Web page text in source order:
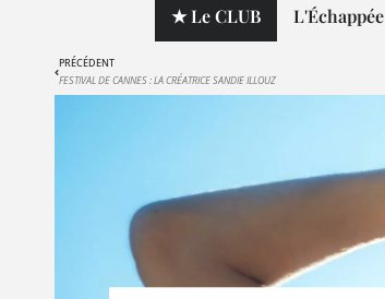
★ Le CLUB L'Échappée
PRÉCÉDENT
FESTIVAL DE CANNES : LA CRÉATRICE SANDIE ILLOUZ